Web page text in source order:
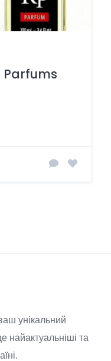
Parfums
унікальний
найактуальніші та